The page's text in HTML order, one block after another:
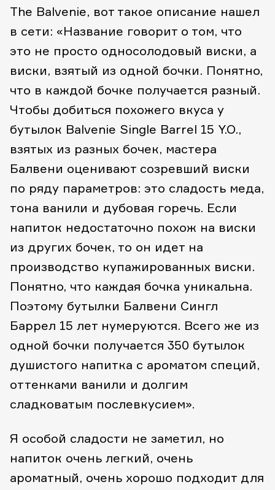
The Balvenie, вот такое описание нашел
в сети: «Название говорит о том, что
это не просто односолодовый виски, а
виски, взятый из одной бочки. Понятно,
что в каждой бочке получается разный.
Чтобы добиться похожего вкуса у
бутылок Balvenie Single Barrel 15 Y.O.,
взятых из разных бочек, мастера
Балвени оценивают созревший виски
по ряду параметров: это сладость меда,
тона ванили и дубовая горечь. Если
напиток недостаточно похож на виски
из других бочек, то он идет на
производство купажированных виски.
Понятно, что каждая бочка уникальна.
Поэтому бутылки Балвени Сингл
Баррел 15 лет нумеруются. Всего же из
одной бочки получается 350 бутылок
душистого напитка с ароматом специй,
оттенками ванили и долгим
сладковатым послевкусием».
Я особой сладости не заметил, но
напиток очень легкий, очень
ароматный, очень хорошо подходит для